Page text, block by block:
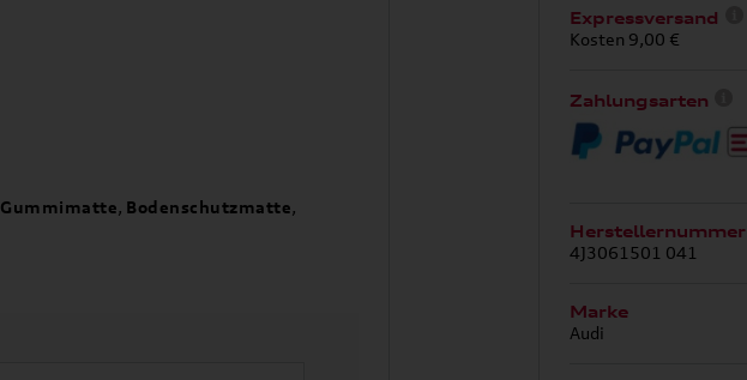
Gummimatte, Bodenschutzmatte,
Expressversand
Kosten 9,00 €
Zahlungsarten
Herstellernummer
4J3061501 041
Marke
Audi